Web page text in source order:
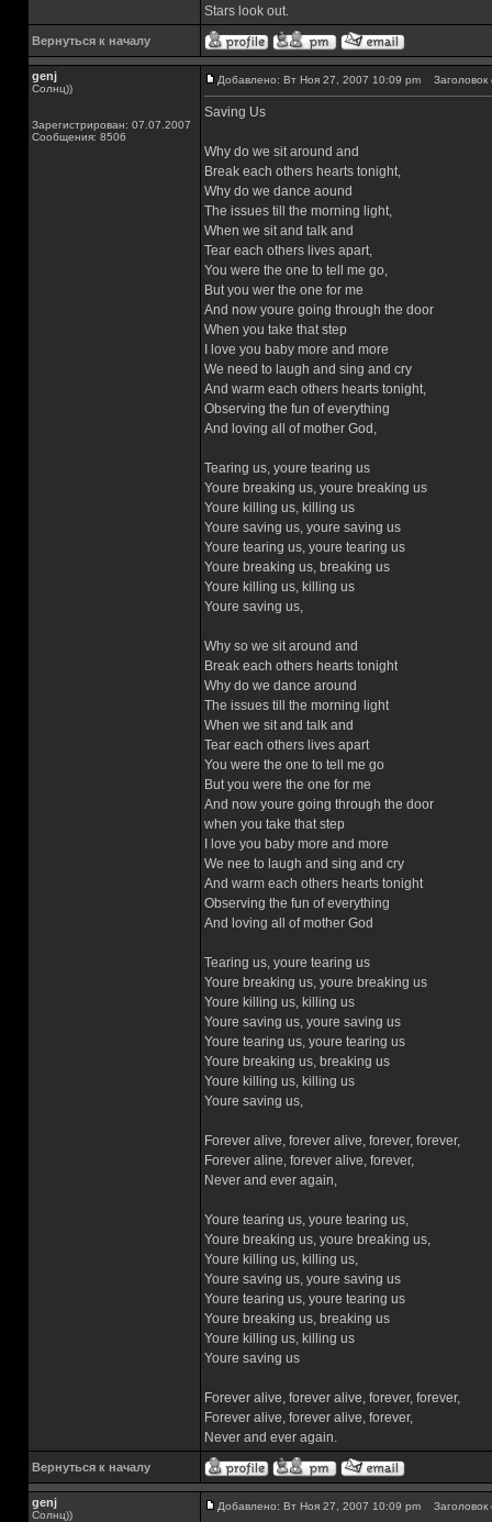
Stars look out.
Вернуться к началу
genj
Солнц))
Зарегистрирован: 07.07.2007
Сообщения: 8506
Добавлено: Вт Ноя 27, 2007 10:09 pm Заголовок
Saving Us
Why do we sit around and
Break each others hearts tonight,
Why do we dance aound
The issues till the morning light,
When we sit and talk and
Tear each others lives apart,
You were the one to tell me go,
But you wer the one for me
And now youre going through the door
When you take that step
I love you baby more and more
We need to laugh and sing and cry
And warm each others hearts tonight,
Observing the fun of everything
And loving all of mother God,
Tearing us, youre tearing us
Youre breaking us, youre breaking us
Youre killing us, killing us
Youre saving us, youre saving us
Youre tearing us, youre tearing us
Youre breaking us, breaking us
Youre killing us, killing us
Youre saving us,
Why so we sit around and
Break each others hearts tonight
Why do we dance around
The issues till the morning light
When we sit and talk and
Tear each others lives apart
You were the one to tell me go
But you were the one for me
And now youre going through the door
when you take that step
I love you baby more and more
We nee to laugh and sing and cry
And warm each others hearts tonight
Observing the fun of everything
And loving all of mother God
Tearing us, youre tearing us
Youre breaking us, youre breaking us
Youre killing us, killing us
Youre saving us, youre saving us
Youre tearing us, youre tearing us
Youre breaking us, breaking us
Youre killing us, killing us
Youre saving us,
Forever alive, forever alive, forever, forever,
Forever aline, forever alive, forever,
Never and ever again,
Youre tearing us, youre tearing us,
Youre breaking us, youre breaking us,
Youre killing us, killing us,
Youre saving us, youre saving us
Youre tearing us, youre tearing us
Youre breaking us, breaking us
Youre killing us, killing us
Youre saving us
Forever alive, forever alive, forever, forever,
Forever alive, forever alive, forever,
Never and ever again.
Вернуться к началу
genj
Солнц))
Добавлено: Вт Ноя 27, 2007 10:09 pm Заголовок